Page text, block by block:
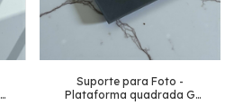
Suporte para Foto -
Plataforma quadrada G